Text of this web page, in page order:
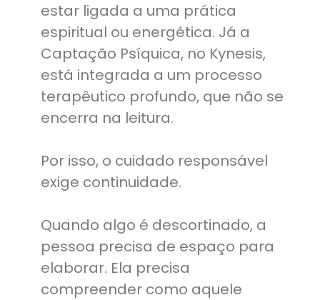
estar ligada a uma prática
espiritual ou energética. Já a
Captação Psíquica, no Kynesis,
está integrada a um processo
terapêutico profundo, que não se
encerra na leitura.
Por isso, o cuidado responsável
exige continuidade.
Quando algo é descortinado, a
pessoa precisa de espaço para
elaborar. Ela precisa
compreender como aquele